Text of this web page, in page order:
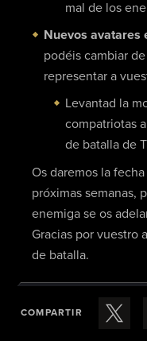
mal de los
Nuevos avatares
podéis cambiar
representar a
Levantad la
compatriotas
de batalla de
Os daremos la
próximas semanas,
enemiga se os
Gracias por vuestro
de batalla.
COMPARTIR